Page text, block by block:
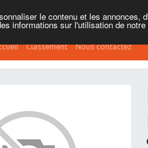
le contenu et les
informations sur l'utilisation de
Classement Nous contactez